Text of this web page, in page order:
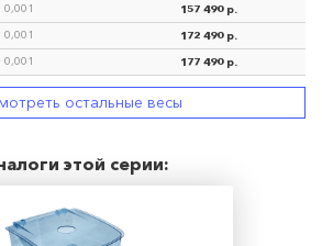
0,001
157 490 р.
0,001
172 490 р.
0,001 177 490 р.
остальные весы
этой серии: